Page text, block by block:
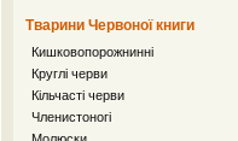
Тварини Червоної книги
Кишковопорожнинні
Круглі черви
Кільчасті черви
Членистоногі